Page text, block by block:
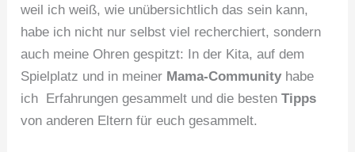
weil ich weiß, wie unübersichtlich das sein kann,
habe ich nicht nur selbst viel recherchiert, sondern
auch meine Ohren gespitzt: In der Kita, auf dem
Spielplatz und in meiner Mama-Community habe
ich Erfahrungen gesammelt und die bestenTipps
von anderen Eltern für euch gesammelt.